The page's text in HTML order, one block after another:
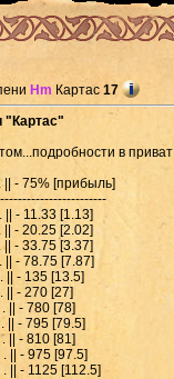
Hm Картас 17
"Картас"
в приват
|| - 75% [прибыль]
|| - 11.33 [1.13]
|| - 20.25 [2.02]
|| - 33.75 [3.37]
|| - 78.75 [7.87]
|| - 135 [13.5]
|| - 270 [27]
|| - 780 [78]
|| - 795 [79.5]
|| - 810 [81]
|| - 975 [97.5]
|| - 1125 [112.5]